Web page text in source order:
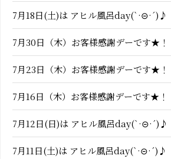
7月18日(土)は アヒル風呂day(`·⊝·´)♪
7月30日（木）お客様感謝デーです★！
7月23日（木）お客様感謝デーです★！
7月16日（木）お客様感謝デーです★！
7月12日(日)は アヒル風呂day(`·⊝·´)♪
7月11日(土)は アヒル風呂day(`·⊝·´)♪